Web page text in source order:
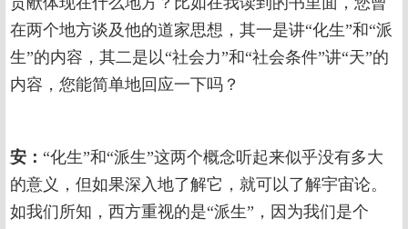
在两个地方谈及他的道家思想，其一是讲“化生”和“派
生”的内容，其二是以“社会力”和“社会条件”讲“天”的
内容，您能简单地回应一下吗？
安： “化生”和“派生”这两个概念听起来似乎没有多大
的意义，但如果深入地了解它，就可以了解宇宙论。
如我们所知，西方重视的是“派生”，因为我们是个